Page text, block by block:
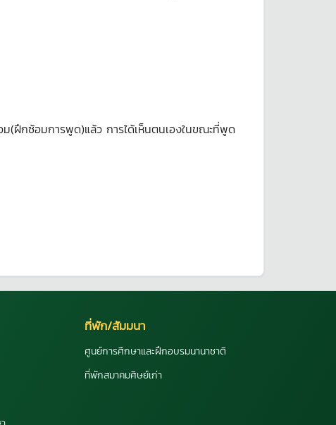
ฝึกซ้อมการพูด)แล้ว การได้เห็นตนเองในขณะที่พูด
ที่พัก/สัมมนา
ศูนย์การศึกษาและฝึกอบรมนานาชาติ
ที่พักสมาคมศิษย์เก่า